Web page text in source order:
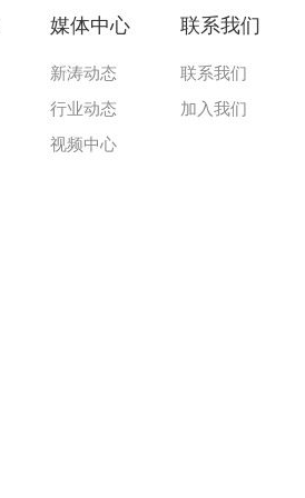
媒体中心
新涛动态
行业动态
视频中心
联系我们
联系我们
加入我们